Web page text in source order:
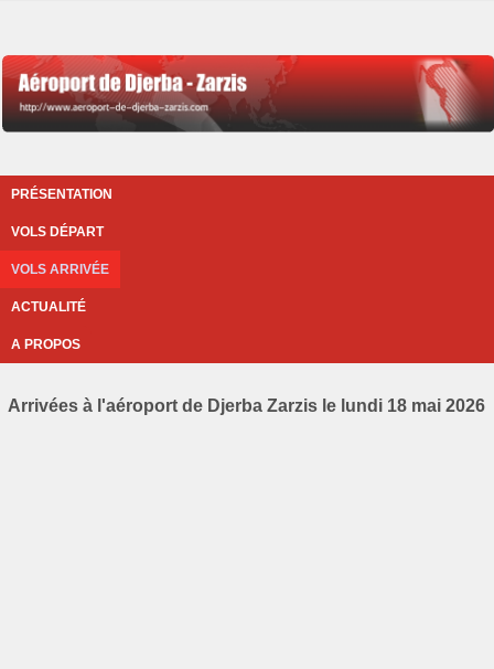
PRÉSENTATION
VOLS DÉPART
VOLS ARRIVÉE
ACTUALITÉ
A PROPOS
Arrivées à l'aéroport de Djerba Zarzis le lundi 18 mai 2026